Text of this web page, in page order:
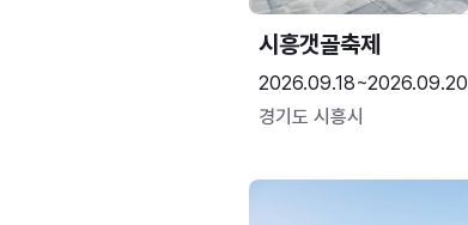
시흥갯골축제
2026.09.18~2026.09.20
경기도 시흥시